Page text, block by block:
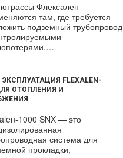
Флексален
там, где требуется
подземный трубопровод
FLEXALEN-
ОТОПЛЕНИЯ И
1000 SNX — это
система для
прокладки,